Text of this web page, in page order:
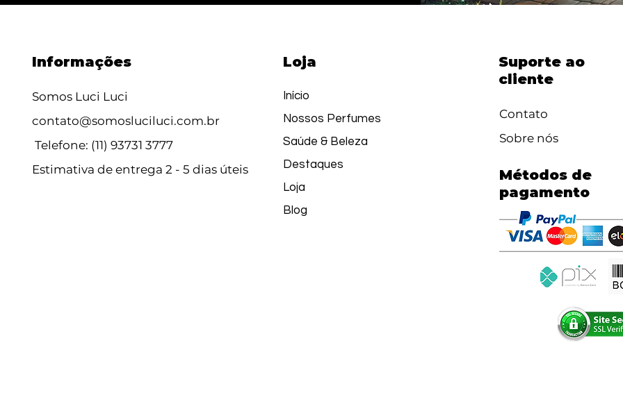
Informações
Somos Luci Luci
contato@somosluciluci.com.br
Telefone: (11) 93731 3777
Estimativa de entrega 2 - 5 dias úteis
Loja
Início
Nossos Perfumes
Saúde & Beleza
Destaques
Loja
Blog
Suporte ao
cliente
Contato
Sobre nós
Métodos de
pagamento